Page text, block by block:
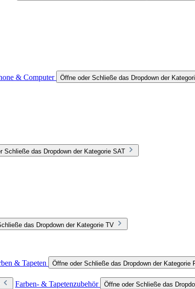
& Computer Öffne oder Schließe das Dropdown der
Schließe das Dropdown der Kategorie SAT
das Dropdown der Kategorie TV
& Tapeten Öffne oder Schließe das Dropdown der Kategorie
Farben- & Tapetenzubehör Öffne oder Schließe das